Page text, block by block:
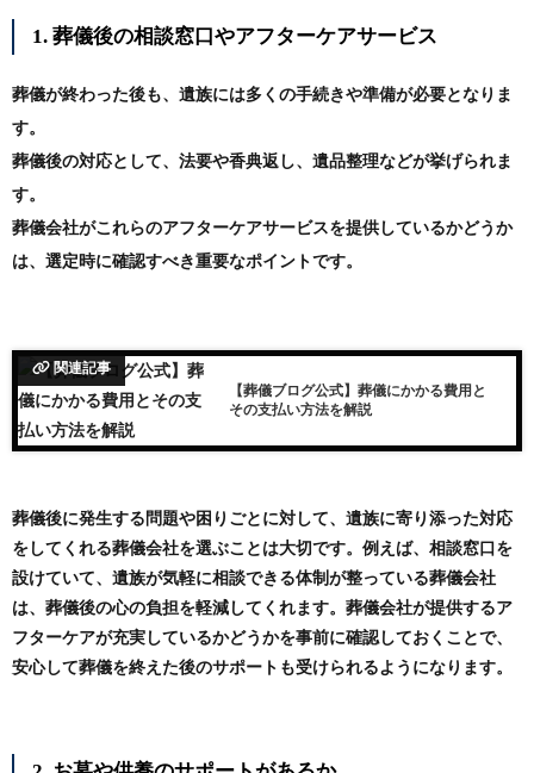
1. 葬儀後の相談窓口やアフターケアサービス
葬儀が終わった後も、遺族には多くの手続きや準備が必要となりま
す。
葬儀後の対応として、法要や香典返し、遺品整理などが挙げられま
す。
葬儀会社がこれらのアフターケアサービスを提供しているかどうか
は、選定時に確認すべき重要なポイントです。
関連記事
【葬儀ブログ公式】葬儀にかかる費用と
その支払い方法を解説
葬儀後に発生する問題や困りごとに対して、遺族に寄り添った対応
をしてくれる葬儀会社を選ぶことは大切です。例えば、相談窓口を
設けていて、遺族が気軽に相談できる体制が整っている葬儀会社
は、葬儀後の心の負担を軽減してくれます。葬儀会社が提供するア
フターケアが充実しているかどうかを事前に確認しておくことで、
安心して葬儀を終えた後のサポートも受けられるようになります。